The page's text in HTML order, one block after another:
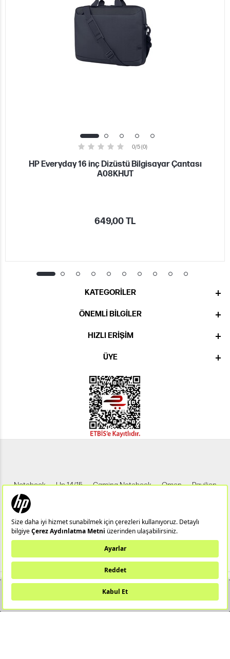
YAKINDA STOKTA
0/5 (0)
HP Everyday 16 inç Dizüstü Bilgisayar Çantası
A08KHUT
649,00 TL
KATEGORILER
ÖNEMLI BILGILER
HIZLI ERIŞIM
ÜYE
Notebook Hp 14/15 Gaming Notebook Omen Pavilion
Pavilion Gaming
X360 Aero ProDesk HP IPS Monitör HP LED Monitör
Bu web sitesi (hpstore.com.tr) HP Resmi İş Ortağı TUNGSTEN TEKNOLOJİ
SANAYİ VE TİCARET A.Ş tarafından yönetilmektedir.